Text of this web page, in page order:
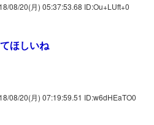
08/20(月) 05:37:53.68 ID:Ou+LUft+0
ほしいね
08/20(月) 07:19:59.51 ID:w6dHEaTO0